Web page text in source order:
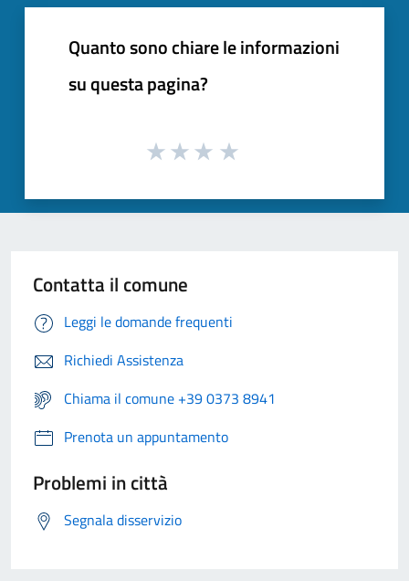
Quanto sono chiare le informazioni
su questa pagina?
Contatta il comune
Leggi le domande frequenti
Richiedi Assistenza
Chiama il comune +39 0373 8941
Prenota un appuntamento
Problemi in città
Segnala disservizio